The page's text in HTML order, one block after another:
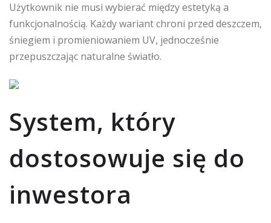
Użytkownik nie musi wybierać między estetyką a
funkcjonalnością. Każdy wariant chroni przed deszczem,
śniegiem i promieniowaniem UV, jednocześnie
przepuszczając naturalne światło.
System, który
dostosowuje się do
inwestora